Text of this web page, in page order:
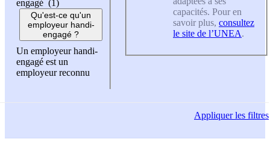
engagé (1)
Qu'est-ce qu'un
employeur handi-
engagé ?
Un employeur handi-
engagé est un
employeur reconnu
capacités. Pour en
savoir plus, consultez
le site de l’UNEA.
Appliquerles filtres